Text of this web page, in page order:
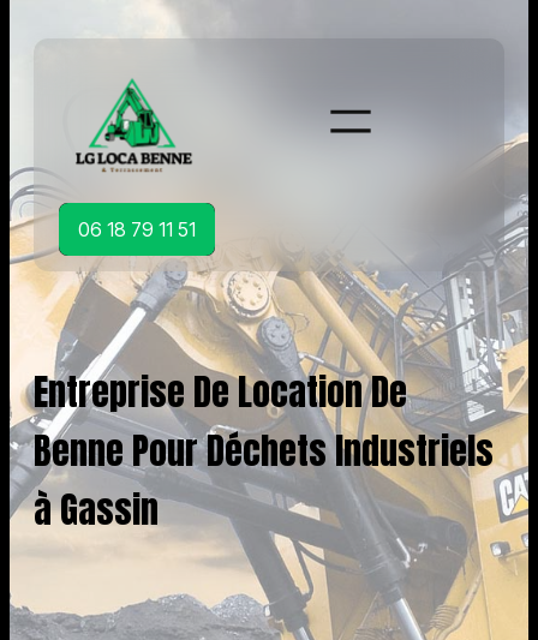
06 18 79 11 51
Entreprise De Location De
Benne Pour Déchets Industriels
à Gassin